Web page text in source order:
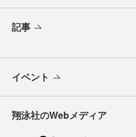
記事
イベント
翔泳社のWebメディア